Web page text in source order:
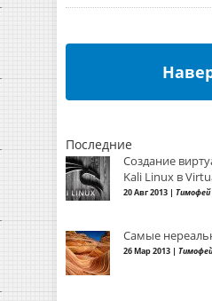
Последние
Создание
Kali Linux в
20 Авг 2013 | Тимофей
Самые
26 Мар 2013 | Тимофей